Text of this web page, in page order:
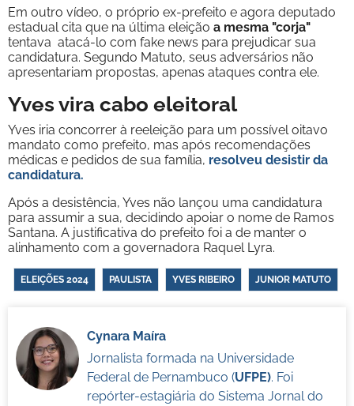
Em outro vídeo, o próprio ex-prefeito e agora deputado
estadual cita que na última eleição a mesma "corja"
tentava atacá-lo com fake news para prejudicar sua
candidatura. Segundo Matuto, seus adversários não
apresentariam propostas, apenas ataques contra ele.
Yves vira cabo eleitoral
Yves iria concorrer à reeleição para um possível oitavo
mandato como prefeito, mas após recomendações
médicas e pedidos de sua família, resolveu desistir da
candidatura.
Após a desistência, Yves não lançou uma candidatura
para assumir a sua, decidindo apoiar o nome de Ramos
Santana. A justificativa do prefeito foi a de manter o
alinhamento com a governadora Raquel Lyra.
ELEIÇÕES 2024 PAULISTA YVES RIBEIRO JUNIOR MATUTO
Cynara Maíra
Jornalista formada na Universidade
Federal de Pernambuco (UFPE). Foi
repórter-estagiária do Sistema Jornal do